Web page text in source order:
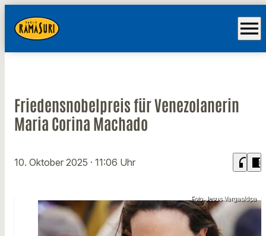
menu
Friedensnobelpreis für Venezolanerin
Maria Corina Machado
10. Oktober 2025 · 11:06 Uhr headphones chrome_reader_mode
Foto: Jesus Vargas/dpa